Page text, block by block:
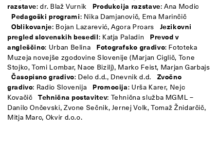
razstave: dr. Blaž Vurnik Produkcija razstave: Ana Modic
Pedagoški programi: Nika Damjanovič, Ema Marinčič
Oblikovanje: Bojan Lazarević, Agora Proars
Jezikovni
pregled slovenskih besedil: Katja Paladin
Prevod v
angleščino: Urban Belina Fotografsko gradivo: Fototeka
Muzeja novejše zgodovine Slovenije (Marjan Ciglič, Tone
Stojko, Tomi Lombar, Nace Bizilj), Marko Feist, Marjan Garbajs
Časopisno gradivo: Delo d.d., Dnevnik d.d.
Zvočno
gradivo: Radio Slovenija Promocija: Urša Karer, Nejc
Kovačič
Tehnična postavitev: Tehnična služba MGML –
Danilo Ončevski, Zvone Sečnik, Jernej Volk, Tomaž Žnidarčič,
Mitja Marc, Okvir d.o.o.